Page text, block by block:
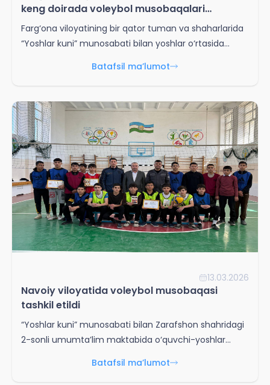
keng doirada voleybol musobaqalari
o‘tkazildi
Farg‘ona viloyatining bir qator tuman va shaharlarida
“Yoshlar kuni” munosabati bilan yoshlar o‘rtasida
Batafsil ma’lumot
13.03.2026
Navoiy viloyatida voleybol musobaqasi
tashkil etildi
“Yoshlar kuni” munosabati bilan Zarafshon shahridagi
2-sonli umumta’lim maktabida o‘quvchi-yoshlar
Batafsil ma’lumot